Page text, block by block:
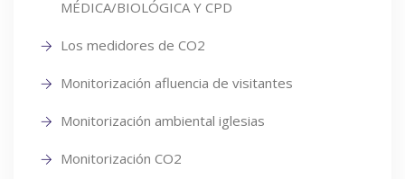
MÉDICA/BIOLÓGICA Y CPD
Los medidores de CO2
Monitorización afluencia de visitantes
Monitorización ambiental iglesias
Monitorización CO2